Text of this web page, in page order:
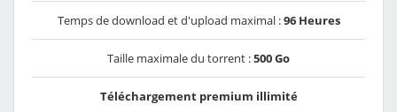
Temps de download et d'upload maximal :96 Heures
Taille maximale du torrent :500 Go
Téléchargement premium illimité